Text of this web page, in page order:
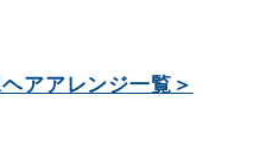
アアレンジ一覧＞